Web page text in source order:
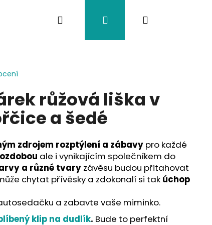
Závěsy na kočárek Twistík kousátka
Hledat PřihlášeníNákupní
růžová liška v
a šedé
zdrojem rozptýlení a zábavy pro každé
ozdobou ale i vynikajícím společníkem do
a různé tvary závěsu budou přitahovat
chytat přívěsky a zdokonalí si tak úchop
a zabavte vaše miminko.
klip na dudlík. Bude to perfektní